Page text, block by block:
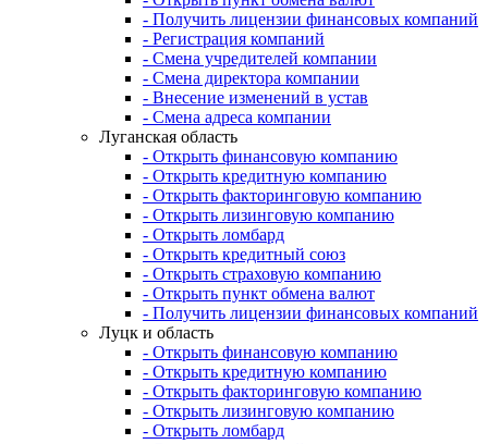
- Получить лицензии финансовых компаний
- Регистрация компаний
- Смена учредителей компании
- Смена директора компании
- Внесение изменений в устав
- Смена адреса компании
Луганская область
- Открыть финансовую компанию
- Открыть кредитную компанию
- Открыть факторинговую компанию
- Открыть лизинговую компанию
- Открыть ломбард
- Открыть кредитный союз
- Открыть страховую компанию
- Открыть пункт обмена валют
- Получить лицензии финансовых компаний
Луцк и область
- Открыть финансовую компанию
- Открыть кредитную компанию
- Открыть факторинговую компанию
- Открыть лизинговую компанию
- Открыть ломбард